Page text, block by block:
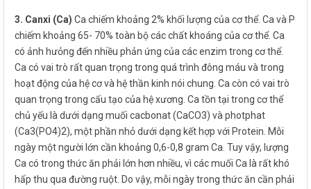
3. Canxi (Ca) Ca chiếm khoảng 2% khối lượng của cơ thể. Ca và P
chiếm khoảng 65- 70% toàn bộ các chất khoáng của cơ thể. Ca
có ảnh hưỏng đến nhiều phản ứng của các enzim trong cơ thể.
Ca có vai trò rất quan trọng trong quá trình đông máu và trong
hoạt động của hệ cơ và hệ thần kinh nói chung. Ca còn có vai trò
quan trọng trong cấu tạo của hệ xương. Ca tồn tại trong cơ thể
chủ yếu là dưới dạng muối cacbonat (CaCO3) và photphat
(Ca3(PO4)2), một phần nhỏ dưới dạng kết hợp với Protein. Mỗi
ngày một người lớn cần khoảng 0,6-0,8 gram Ca. Tuy vậy, lượng
Ca có trong thức ăn phải lớn hơn nhiều, vì các muối Ca là rất khó
hấp thu qua đường ruột. Do vậy, mỗi ngày trong thức ăn cần phải